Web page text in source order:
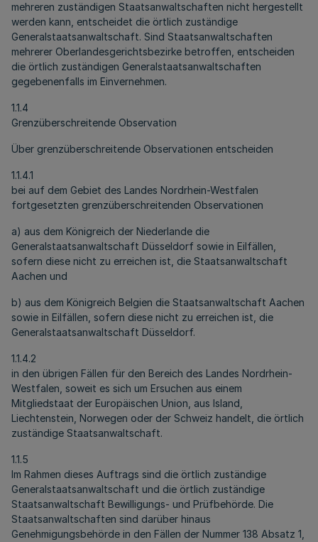
mehreren zuständigen Staatsanwaltschaften nicht hergestellt
werden kann, entscheidet die örtlich zuständige
Generalstaatsanwaltschaft. Sind Staatsanwaltschaften
mehrerer Oberlandesgerichtsbezirke betroffen, entscheiden
die örtlich zuständigen Generalstaatsanwaltschaften
gegebenenfalls im Einvernehmen.
1.1.4
Grenzüberschreitende Observation
Über grenzüberschreitende Observationen entscheiden
1.1.4.1
bei auf dem Gebiet des Landes Nordrhein-Westfalen
fortgesetzten grenzüberschreitenden Observationen
a) aus dem Königreich der Niederlande die
Generalstaatsanwaltschaft Düsseldorf sowie in Eilfällen,
sofern diese nicht zu erreichen ist, die Staatsanwaltschaft
Aachen und
b) aus dem Königreich Belgien die Staatsanwaltschaft Aachen
sowie in Eilfällen, sofern diese nicht zu erreichen ist, die
Generalstaatsanwaltschaft Düsseldorf.
1.1.4.2
in den übrigen Fällen für den Bereich des Landes Nordrhein-
Westfalen, soweit es sich um Ersuchen aus einem
Mitgliedstaat der Europäischen Union, aus Island,
Liechtenstein, Norwegen oder der Schweiz handelt, die örtlich
zuständige Staatsanwaltschaft.
1.1.5
Im Rahmen dieses Auftrags sind die örtlich zuständige
Generalstaatsanwaltschaft und die örtlich zuständige
Staatsanwaltschaft Bewilligungs- und Prüfbehörde. Die
Staatsanwaltschaften sind darüber hinaus
Genehmigungsbehörde in den Fällen der Nummer 138 Absatz 1,